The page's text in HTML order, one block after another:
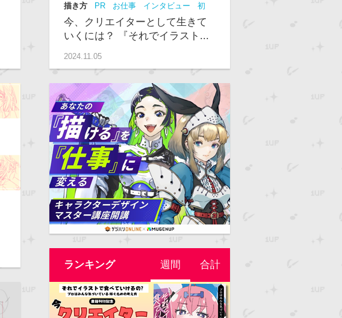
描き方 PR お仕事 インタビュー
初
級
中級
今、クリエイターとして生きて
いくには？ 『それでイラスト...
2024.11.05
ランキング 週間 合計